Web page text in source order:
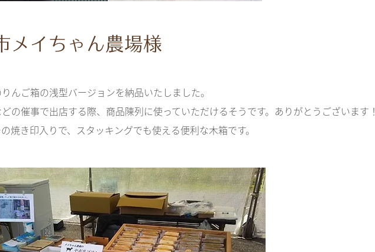
メイちゃん農場様
んご箱の浅型バージョンを納品いたしました。
の催事で出店する際、商品陳列に使っていただけるそうです。ありがとうございます！
焼き印入りで、スタッキングでも使える便利な木箱です。